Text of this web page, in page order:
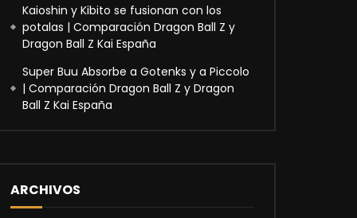
Kaioshin y Kibito se fusionan con los
potalas | Comparación Dragon Ball Z y
Dragon Ball Z Kai España
Super Buu Absorbe a Gotenks y a Piccolo
| Comparación Dragon Ball Z y Dragon
Ball Z Kai España
ARCHIVOS